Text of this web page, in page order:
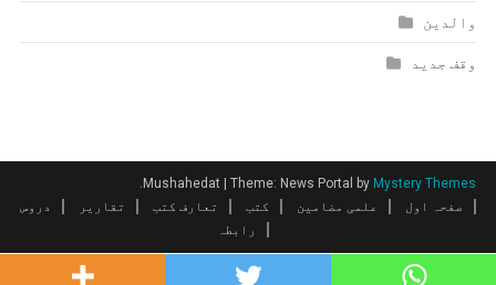
والدین
وقف جدید
Mushahedat |Theme: News Portal by Mystery Themes
صفحہ اول
علمی مضامین کتب تعارف کتب تقاریر
دروس
رابطہ